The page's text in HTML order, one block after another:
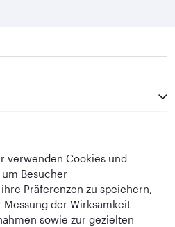
verwenden Cookies und
Besucher
Präferenzen zu speichern,
Messung der Wirksamkeit
sowie zur gezielten